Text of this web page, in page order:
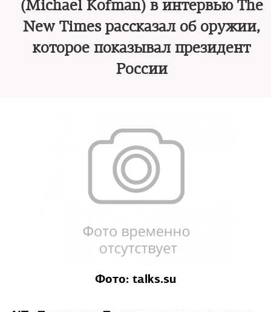
(Michael Kofman) в интервью The
New Times рассказал об оружии,
которое показывал президент
России
Фото: talks.su